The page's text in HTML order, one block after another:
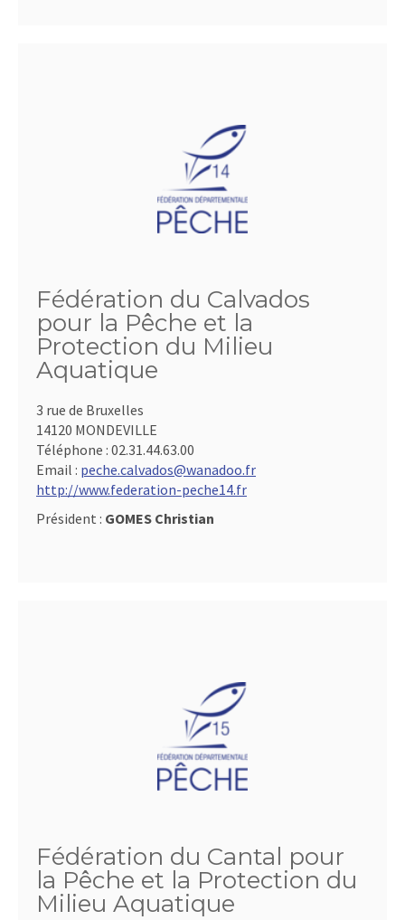
Fédération du Calvados
pour la Pêche et la
Protection du Milieu
Aquatique
3 rue de Bruxelles
14120 MONDEVILLE
Téléphone : 02.31.44.63.00
Email : peche.calvados@wanadoo.fr
http://www.federation-peche14.fr
Président : GOMES Christian
Fédération du Cantal pour
la Pêche et la Protection du
Milieu Aquatique